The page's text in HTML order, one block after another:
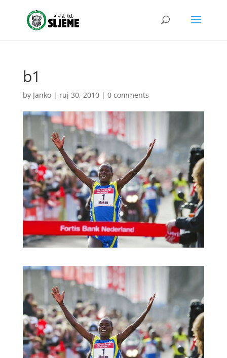
b1
by Janko| ruj 30, 2010| 0 comments